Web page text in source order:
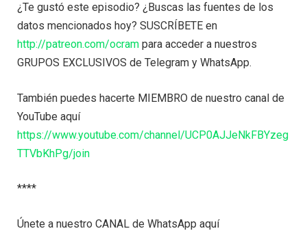
¿Te gustó este episodio? ¿Buscas las fuentes de los
datos mencionados hoy? SUSCRÍBETE en
http://patreon.com/ocram para acceder a nuestros
GRUPOS EXCLUSIVOS de Telegram y WhatsApp.
También puedes hacerte MIEMBRO de nuestro canal de
YouTube aquí
https://www.youtube.com/channel/UCP0AJJeNkFBYzeg
TTVbKhPg/join
****
Únete a nuestro CANAL de WhatsApp aquí